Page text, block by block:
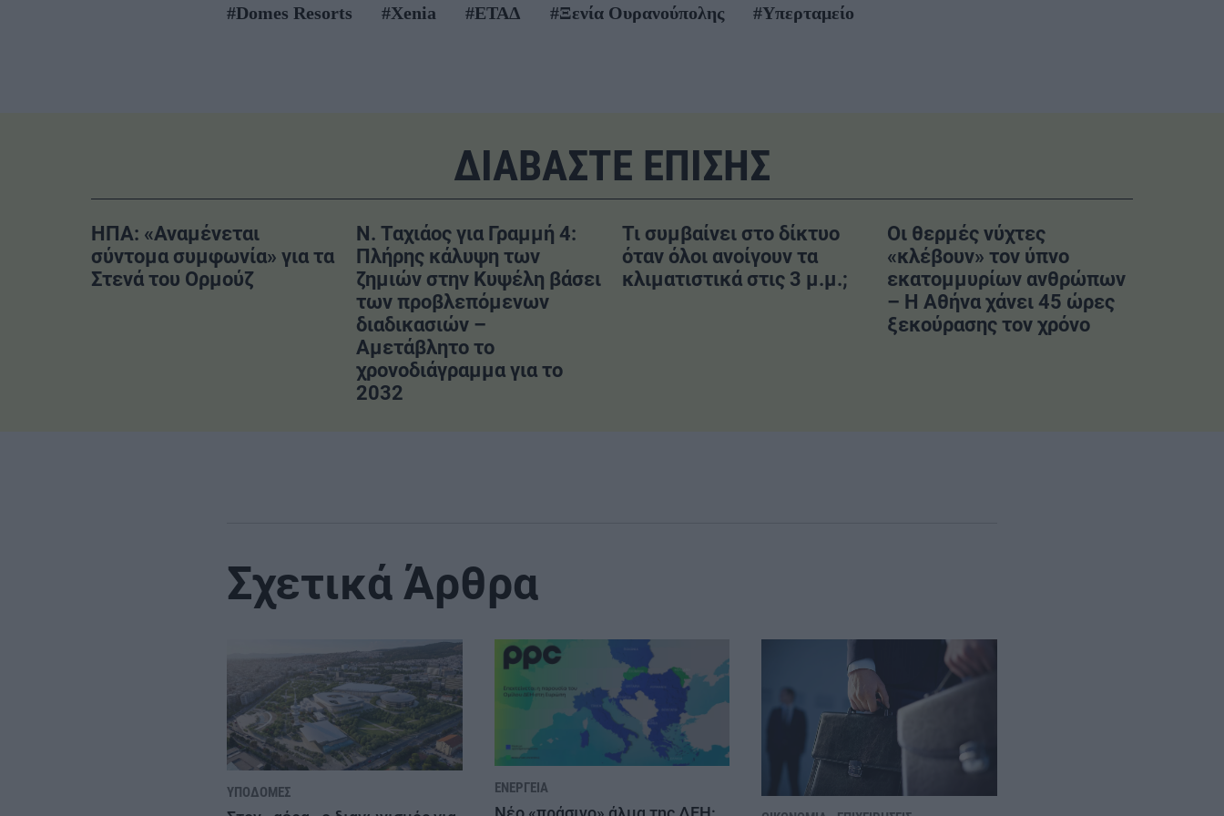
#Domes Resorts #Xenia #ΕΤΑΔ #Ξενία Ουρανούπολης #Υπερταμείο
ΔΙΑΒΑΣΤΕ ΕΠΙΣΗΣ
ΗΠΑ: «Αναμένεται
σύντομα συμφωνία» για τα
Στενά του Ορμούζ
Ν. Ταχιάος για Γραμμή 4:
Πλήρης κάλυψη των
ζημιών στην Κυψέλη βάσει
των προβλεπόμενων
διαδικασιών –
Αμετάβλητο το
χρονοδιάγραμμα για το
2032
Τι συμβαίνει στο δίκτυο
όταν όλοι ανοίγουν τα
κλιματιστικά στις 3 μ.μ.;
Οι θερμές νύχτες
«κλέβουν» τον ύπνο
εκατομμυρίων ανθρώπων
– Η Αθήνα χάνει 45 ώρες
ξεκούρασης τον χρόνο
Σχετικά Άρθρα
ΥΠΟΔΟΜΈΣ ΕΝΈΡΓΕΙΑ